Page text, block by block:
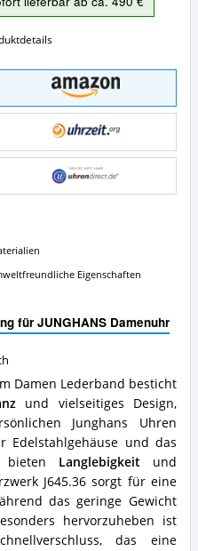
für JUNGHANS Damenuhr
Damen Lederband besticht
und vielseitiges Design,
Junghans Uhren
Edelstahlgehäuse und das
bieten Langlebigkeitund
J645.36 sorgt für eine
das geringe Gewicht
hervorzuheben ist
das eine
Eigenschaften